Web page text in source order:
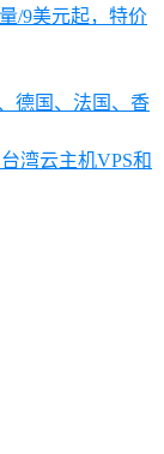
/9美元起，特价
德国、法国、香
湾云主机VPS和